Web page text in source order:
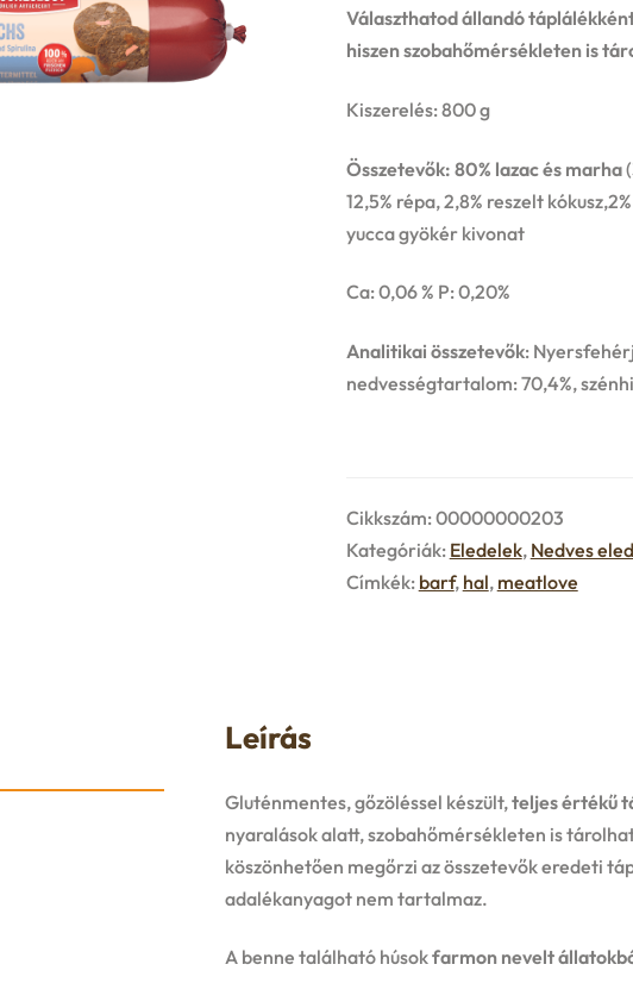
Választhatod állandó
hiszen szobahőmérsékleten is
Kiszerelés: 800 g
Összetevők: 80% lazac és marha
12,5% répa, 2,8% reszelt
yucca gyökér kivonat
Ca: 0,06 % P: 0,20%
Analitikai összetevők:
nedvességtartalom: 70,4%,
Cikkszám:00000000203
Kategóriák: Eledelek, Nedves
Címkék: barf, hal, meatlove
Leírás
Gluténmentes, gőzöléssel készült,teljes értékű
nyaralások alatt, szobahőmérsékleten is
köszönhetően megőrzi az összetevők eredeti
adalékanyagot nem tartalmaz.
A benne található húsokfarmon nevelt